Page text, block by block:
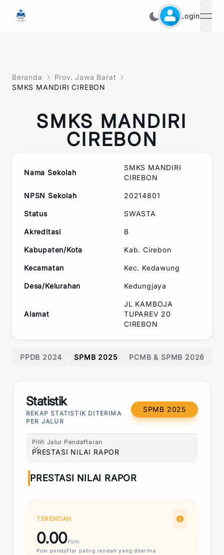
Login
Beranda
Prov. Jawa Barat
SMKS MANDIRI CIREBON
SMKS MANDIRI
CIREBON
Nama Sekolah
SMKS MANDIRI
CIREBON
NPSN Sekolah 20214801
Status SWASTA
Akreditasi B
Kabupaten/Kota Kab. Cirebon
Kecamatan Kec. Kedawung
Desa/Kelurahan Kedungjaya
Alamat
JL KAMBOJA
TUPAREV 20
CIREBON
PPDB 2024 SPMB 2025 PCMB & SPMB 2026
Statistik
REKAP STATISTIK DITERIMA
PER JALUR
SPMB 2025
Pilih Jalur Pendaftaran
Pilih Jalur Pendaftaran
PRESTASI NILAI RAPOR
PRESTASI NILAI RAPOR
TERENDAH
0.00Poin
Poin pendaftar paling rendah yang diterima